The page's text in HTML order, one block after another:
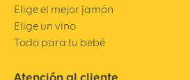
Elige el mejor jamón
Elige un vino
Todo para tu bebé
Atención al cliente